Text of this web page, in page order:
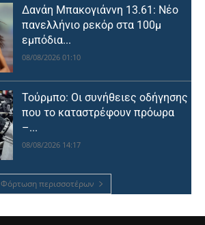
Δανάη Μπακογιάννη 13.61: Νέο
πανελλήνιο ρεκόρ στα 100μ
εμπόδια...
08/08/2026 01:10
Τούρμπο: Οι συνήθειες οδήγησης
που το καταστρέφουν πρόωρα
–...
08/08/2026 14:17
Φόρτωση περισσοτέρων